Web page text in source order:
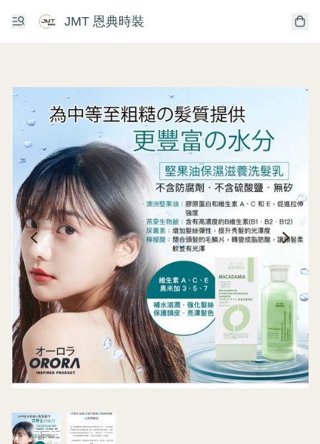
JMT 恩典時裝